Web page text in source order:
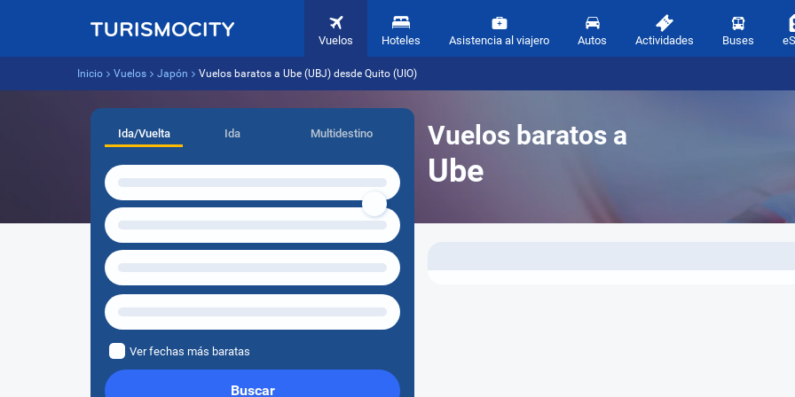
Vuelos Hoteles Asistencia al viajero Autos Actividades Buses
Inicio Vuelos Japón Vuelos baratos a Ube (UBJ) desde Quito (UIO)
Vuelos baratos a
Ube
Ida/Vuelta Ida Multidestino
Ver fechas más baratas
Buscar